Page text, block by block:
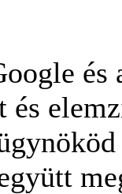
és